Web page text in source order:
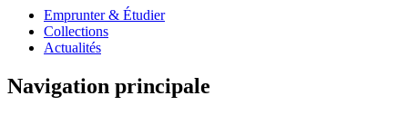
Emprunter & Étudier
Collections
Actualités
Navigation principale